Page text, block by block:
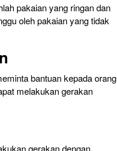
pakaian yang ringan dan
oleh pakaian yang tidak
bantuan kepada orang
melakukan gerakan
gerakan dengan